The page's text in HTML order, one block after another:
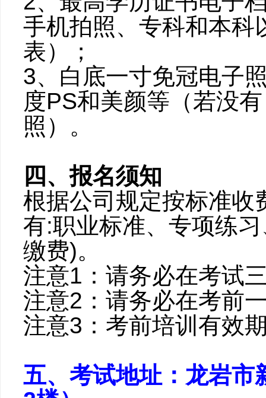
手机拍照、专科和本科
表）；
3、白底一寸免冠电子
度PS和美颜等（若没
照）。
四、报名须知
根据公司规定按标准收
有:职业标准、专项练
缴费)。
注意1：请务必在考试
注意2：请务必在考前
注意3：考前培训有效
五、考试地址：龙岩市